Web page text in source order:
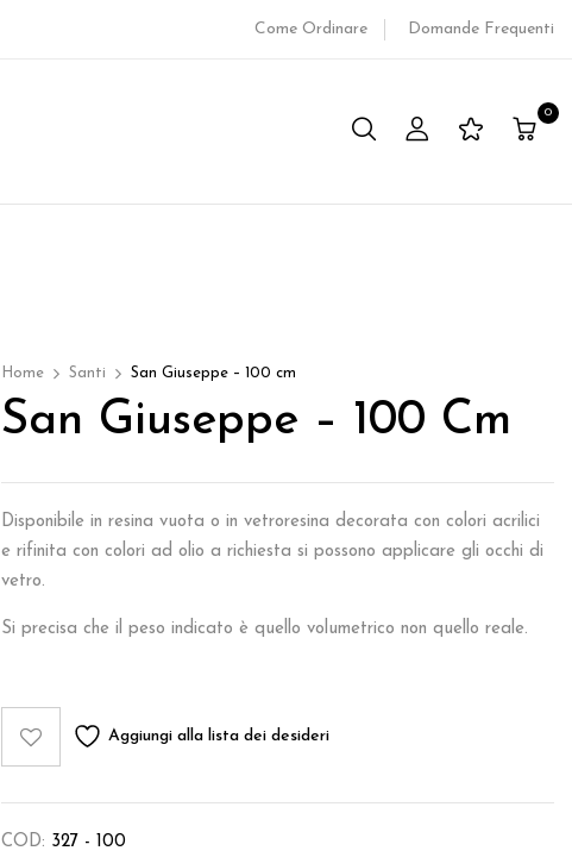
Come Ordinare Domande Frequenti
0
Home Santi San Giuseppe – 100 cm
San Giuseppe – 100 Cm
Disponibile in resina vuota o in vetroresina decorata con colori acrilici
e rifinita con colori ad olio a richiesta si possono applicare gli occhi di
vetro.
Si precisa che il peso indicato è quello volumetrico non quello reale.
Aggiungi alla lista dei desideri
COD: 327 - 100